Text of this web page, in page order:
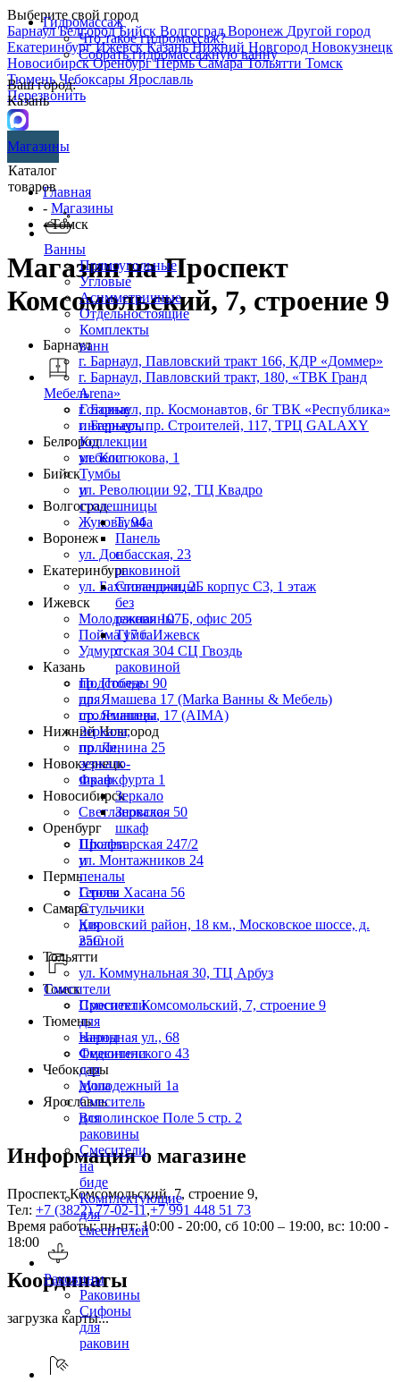
Выберите свой город
БарнаулБелгородБийск ВолгоградВоронеж Другой город
ЕкатеринбургИжевскКазаньНижний Новгород Новокузнецк
НовосибирскОренбургПермьСамараТольятти Томск
ТюменьЧебоксары Ярославль
Перезвонить
Гидромассаж
Что такое гидромассаж?
Собрать гидромассажную ванну
Ваш город:
Казань
Магазины
Каталог
товаров
Ванны
Прямоугольные
Угловые
Асимметричные
Отдельностоящие
Комплекты
ванн
Мебель
Готовые
интерьеры
Коллекции
мебели
Тумбы
и
столешницы
Тумба
Панель
с
раковиной
Столешницы
без
раковины
Тумба
с
раковиной
Подстолье
для
столешницы
Зеркала,
полки,
зеркало-
шкаф
Зеркало
Зеркало-
шкаф
Шкафы
и
пеналы
Столы
Стульчики
для
ванной
Смесители
Смесители
для
ванны
Смесители
для
душа
Смеситель
для
раковины
Смесители
на
биде
Комплектующие
для
смесителей
Раковины
Раковины
Сифоны
для
раковин
Главная
- Магазины
- Томск
Магазин на Проспект
Комсомольский, 7, строение 9
Барнаул
г. Барнаул, Павловский тракт 166, КДР «Доммер»
г. Барнаул,​ ​Павловский тракт, 180, «ТВК Гранд
Arena»
г. Барнаул, пр. Космонавтов, 6г ТВК «Республика»
г. Барнаул, пр. Строителей, 117, ТРЦ GALAXY
Белгород
ул. Костюкова, 1
Бийск
ул. Революции 92, ТЦ Квадро
Волгоград
Жукова, 94
Воронеж
ул. Донбасская, 23
Екатеринбург
ул. Бахчиванджи, 2Б корпус С3, 1 этаж
Ижевск
Молодежная 107Б, офис 205
Пойма 17 г. Ижевск
Удмуртская 304 СЦ Гвоздь
Казань
пр. Победы 90
пр. Ямашева 17 (Marka Ванны & Мебель)
пр. Ямашева, 17 (AIMA)
Нижний Новгород
пр. Ленина 25
Новокузнецк
Франкфурта 1
Новосибирск
Светлановская 50
Оренбург
Пролетарская 247/2
ул. Монтажников 24
Пермь
Героев Хасана 56
Самара
Кировский район, 18 км., Московское шоссе, д.
25С
Тольятти
ул. Коммунальная 30, ТЦ Арбуз
Томск
Проспект Комсомольский, 7, строение 9
Тюмень
Народная ул., 68
Федюнинского 43
Чебоксары
Молодежный 1а
Ярославль
Всполинское Поле 5 стр. 2
Информация о магазине
Проспект Комсомольский, 7, строение 9,
Тел: +7 (3822) 77-02-11,+7 991 448 51 73
Время работы: пн-пт: 10:00 - 20:00, сб 10:00 – 19:00, вс: 10:00 -
18:00
Координаты
загрузка карты...